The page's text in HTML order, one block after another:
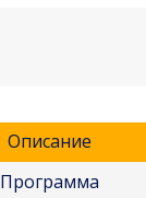
Описание
Программа